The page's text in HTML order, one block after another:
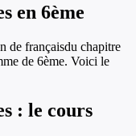
en 6ème
de françaisdu chapitre
de 6ème. Voici le
: le cours